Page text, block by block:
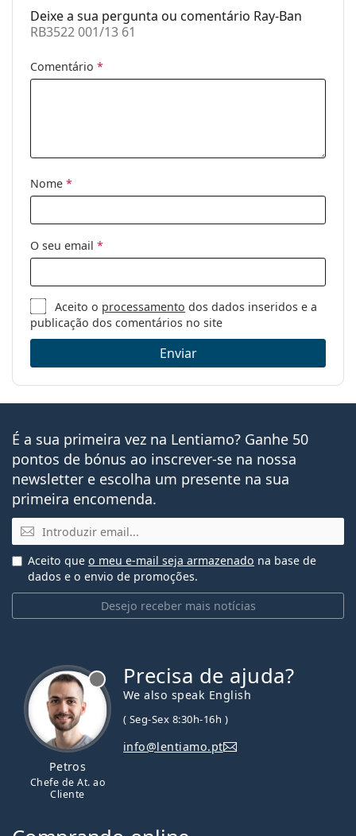
Outros
Género:
Homem
Categoria:
Deixe a sua pergunta ou comentário Ray-Ban
RB3522 001/13 61
Comentário *
Nome *
O seu email *
Aceito o processamento dos dados inseridos e a
publicação dos comentários no site
Enviar
É a sua primeira vez na Lentiamo? Ganhe 50
pontos de bónus ao inscrever-se na nossa
newsletter e escolha um presente na sua
primeira encomenda.
Email
Desejo receber mais notícias
Aceito que o meu e-mail seja armazenado na base de
dados e o envio de promoções.
Petros
Chefe de At. ao
Cliente
Precisa de ajuda?
We also speak English
( Seg-Sex 8:30h-16h )
info@lentiamo.pt